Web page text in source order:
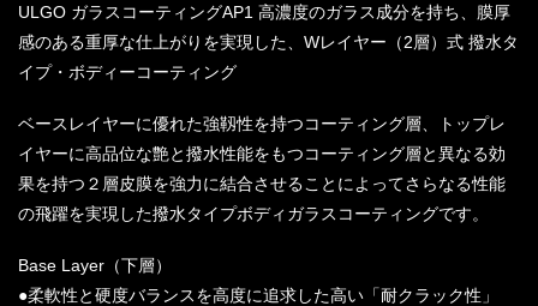
ULGO ガラスコーティングAP1 高濃度のガラス成分を持ち、膜厚
感のある重厚な仕上がりを実現した、Wレイヤー（2層）式 撥水タ
イプ・ボディーコーティング
ベースレイヤーに優れた強靱性を持つコーティング層、トップレ
イヤーに高品位な艶と撥水性能をもつコーティング層と異なる効
果を持つ２層皮膜を強力に結合させることによってさらなる性能
の飛躍を実現した撥水タイプボディガラスコーティングです。
Base Layer（下層）
●柔軟性と硬度バランスを高度に追求した高い「耐クラック性」